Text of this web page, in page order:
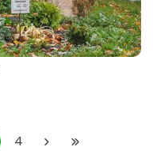
4